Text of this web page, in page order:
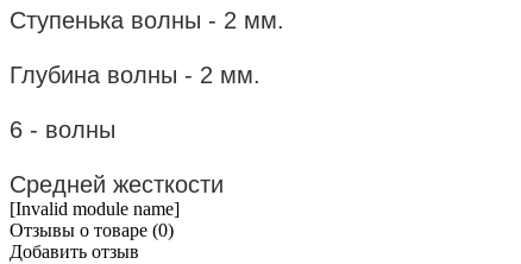
Ступенька волны - 2 мм.
Глубина волны - 2 мм.
6 - волны
Средней жесткости
[Invalid module name]
Отзывы о товаре (0)
Добавить отзыв